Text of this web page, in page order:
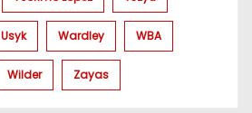
Usyk Wardley WBA
Wilder Zayas